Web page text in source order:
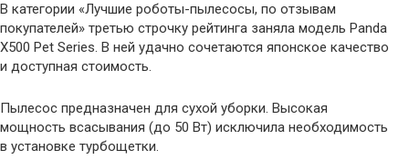
В категории «Лучшие роботы-пылесосы, по отзывам
покупателей» третью строчку рейтинга заняла модель Panda
X500 Pet Series. В ней удачно сочетаются японское качество
и доступная стоимость.
Пылесос предназначен для сухой уборки. Высокая
мощность всасывания (до 50 Вт) исключила необходимость
в установке турбощетки.